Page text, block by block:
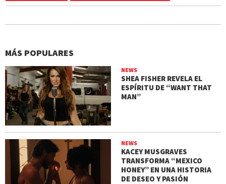
MÁS POPULARES
NEWS
SHEA FISHER REVELA EL
ESPÍRITU DE “WANT THAT
MAN”
NEWS
KACEY MUSGRAVES
TRANSFORMA “MEXICO
HONEY” EN UNA HISTORIA
DE DESEO Y PASIÓN